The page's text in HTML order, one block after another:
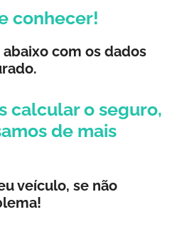
conhecer!
com os dados
calcular o seguro,
de mais
veículo, se não